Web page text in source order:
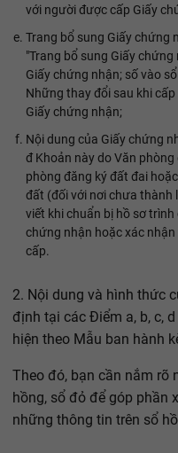
với người được cấp Giấy
Trang bổ sung Giấy chứng
"Trang bổ sung Giấy
Giấy chứng nhận; số vào
Những thay đổi sau khi
Giấy chứng nhận;
Nội dung của Giấy chứng
đ Khoản này do Văn
phòng đăng ký đất đai
đất (đối với nơi chưa thành
viết khi chuẩn bị hồ sơ
chứng nhận hoặc xác
cấp.
2. Nội dung và hình thức
định tại các Điểm a, b, c,
hiện theo Mẫu ban hành
Theo đó, bạn cần nắm rõ
hồng, sổ đỏ để góp phần
những thông tin trên sổ